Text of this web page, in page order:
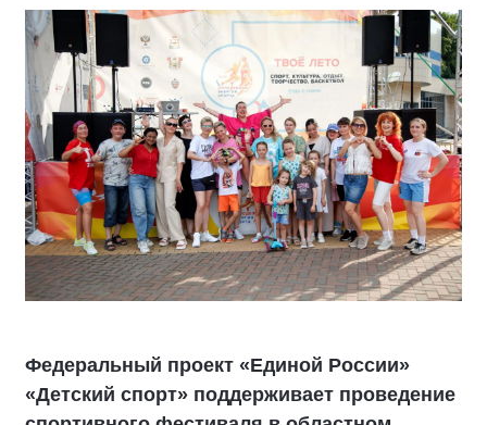
Федеральный проект «Единой России»
«Детский спорт» поддерживает проведение